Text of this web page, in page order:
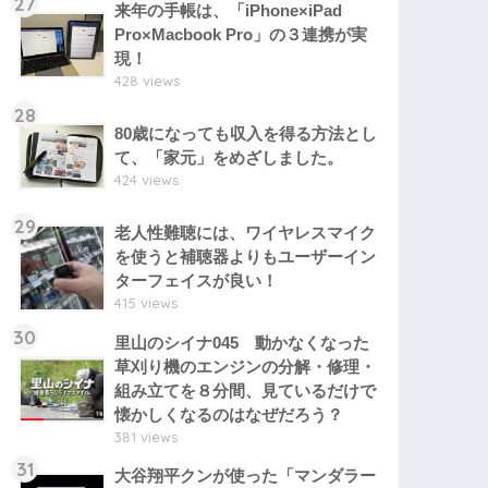
来年の手帳は、「iPhone×iPad
Pro×Macbook Pro」の３連携が実
現！
428 views
28
80歳になっても収入を得る方法とし
て、「家元」をめざしました。
424 views
29
老人性難聴には、ワイヤレスマイク
を使うと補聴器よりもユーザーイン
ターフェイスが良い！
415 views
30
里山のシイナ045 動かなくなった
草刈り機のエンジンの分解・修理・
組み立てを８分間、見ているだけで
懐かしくなるのはなぜだろう？
381 views
31 大谷翔平クンが使った「マンダラー